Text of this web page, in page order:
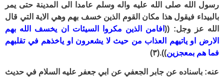
رسول الله صلى الله عليه واله وسلم عامدا الى المدينة حتى يمر
بالبيداء فيقول هذا مكان القوم الذين خسف بهم وهي الاية التي قال
الله عز وجل: ((افامن الذين مكروا السيئات ان يخسف الله بهم
الارض او ياتيهم العذاب من حيث لا يشعرون او ياخذهم في تقلبهم
فما هم بمعجزين)).(٣)
عنه: باسناده عن جابر الجعفي عن ابي جعفر عليه السلام في حديث